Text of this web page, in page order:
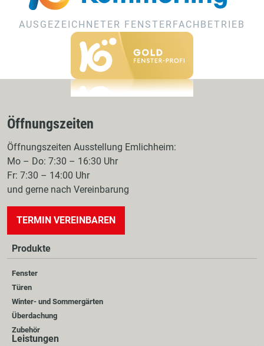
AUSGEZEICHNETER FENSTERFACHBETRIEB
Öffnungszeiten
Öffnungszeiten Ausstellung Emlichheim:
Mo – Do: 7:30 – 16:30 Uhr
Fr: 7:30 – 14:00 Uhr
und gerne nach Vereinbarung
TERMIN VEREINBAREN
Produkte
Fenster
Türen
Winter- und Sommergärten
Überdachung
Zubehör
Leistungen